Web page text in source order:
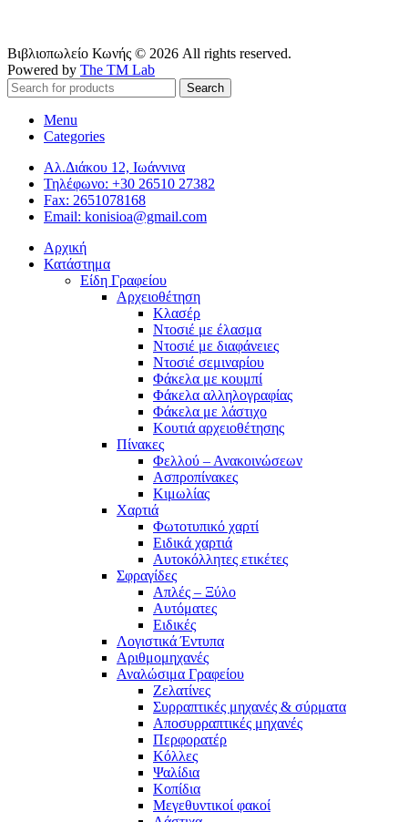
Βιβλιοπωλείο Κωνής © 2026 All rights reserved.
Powered by The TM Lab
Search
Menu
Categories
Αλ.Διάκου 12, Ιωάννινα
Τηλέφωνο: +30 26510 27382
Fax: 2651078168
Email: konisioa@gmail.com
Αρχική
Κατάστημα
Είδη Γραφείου
Αρχειοθέτηση
Κλασέρ
Ντοσιέ με έλασμα
Ντοσιέ με διαφάνειες
Ντοσιέ σεμιναρίου
Φάκελα με κουμπί
Φάκελα αλληλογραφίας
Φάκελα με λάστιχο
Κουτιά αρχειοθέτησης
Πίνακες
Φελλού – Ανακοινώσεων
Ασπροπίνακες
Κιμωλίας
Χαρτιά
Φωτοτυπικό χαρτί
Ειδικά χαρτιά
Αυτοκόλλητες ετικέτες
Σφραγίδες
Απλές – Ξύλο
Αυτόματες
Ειδικές
Λογιστικά Έντυπα
Αριθμομηχανές
Αναλώσιμα Γραφείου
Ζελατίνες
Συρραπτικές μηχανές & σύρματα
Αποσυρραπτικές μηχανές
Περφορατέρ
Κόλλες
Ψαλίδια
Κοπίδια
Μεγεθυντικοί φακοί